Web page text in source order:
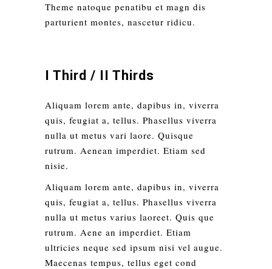
Theme natoque penatibu et magn dis
parturient montes, nascetur ridicu.
I Third / II Thirds
Aliquam lorem ante, dapibus in, viverra
quis, feugiat a, tellus. Phasellus viverra
nulla ut metus vari laore. Quisque
rutrum. Aenean imperdiet. Etiam sed
nisie.
Aliquam lorem ante, dapibus in, viverra
quis, feugiat a, tellus. Phasellus viverra
nulla ut metus varius laoreet. Quis que
rutrum. Aene an imperdiet. Etiam
ultricies neque sed ipsum nisi vel augue.
Maecenas tempus, tellus eget cond